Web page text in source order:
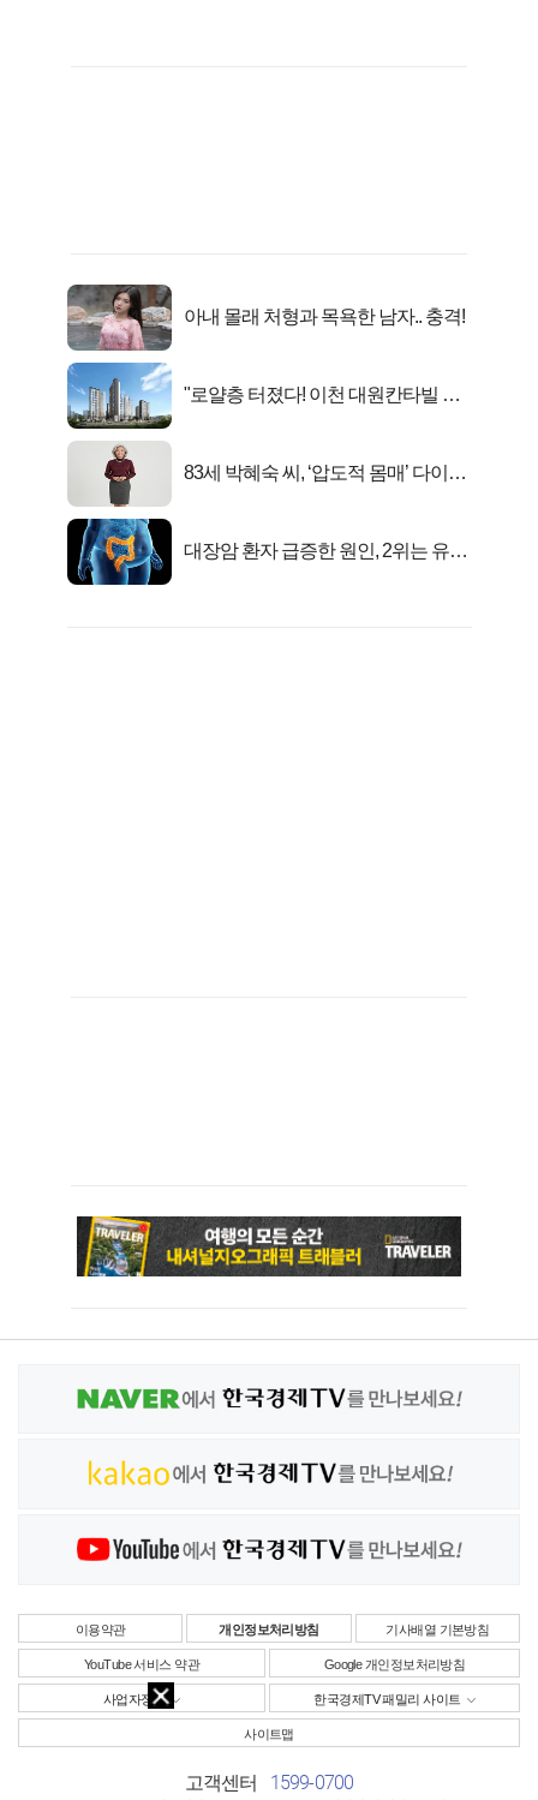
아내 몰래 처형과 목욕한 남자.. 충격!
"로얄층 터졌다! 이천 대원칸타빌 잔
83세 박혜숙 씨, ‘압도적 몸매’ 다이어
대장암 환자 급증한 원인, 2위는 유산
이용약관 개인정보처리방침 기사배열 기본방침
YouTube 서비스 약관 Google 개인정보처리방침
사업자정보 한국경제TV 패밀리 사이트
사이트맵
고객센터 1599-0700